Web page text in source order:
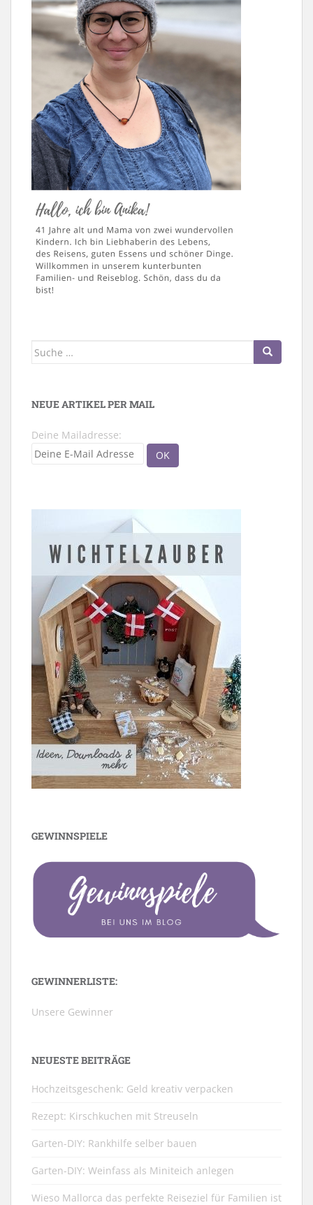
Suche
NEUE ARTIKEL PER MAIL
Deine Mailadresse:
GEWINNSPIELE
GEWINNERLISTE:
Unsere Gewinner
NEUESTE BEITRÄGE
Hochzeitsgeschenk: Geld kreativ verpacken
Rezept: Kirschkuchen mit Streuseln
Garten-DIY: Rankhilfe selber bauen
Garten-DIY: Weinfass als Miniteich anlegen
Wieso Mallorca das perfekte Reiseziel für Familien ist